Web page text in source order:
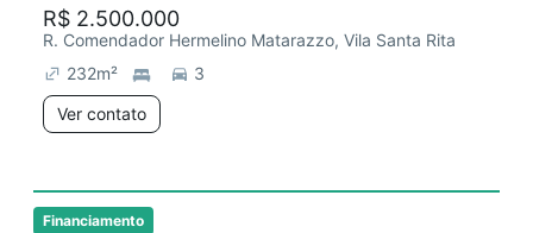
Financiamento
R$ 2.500.000
R. Comendador Hermelino Matarazzo, Vila Santa Rita
232m²
3
Ver contato